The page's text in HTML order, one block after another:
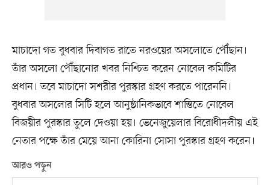
মাচাদো গত বুধবার দিবাগত রাতে নরওয়ের অসলোতে পৌঁছান।
তাঁর অসলো পৌঁছানোর খবর নিশ্চিত করেন নোবেল কমিটির
প্রধান। তবে মাচাদো সশরীর পুরস্কার গ্রহণ করতে পারেননি।
বুধবার অসলোর সিটি হলে আনুষ্ঠানিকভাবে শান্তিতে নোবেল
বিজয়ীর পুরস্কার তুলে দেওয়া হয়। ভেনেজুয়েলার বিরোধীদলীয় এই
নেতার পক্ষে তাঁর মেয়ে আনা কোরিনা সোসা পুরস্কার গ্রহণ করেন।
আরও পড়ুন